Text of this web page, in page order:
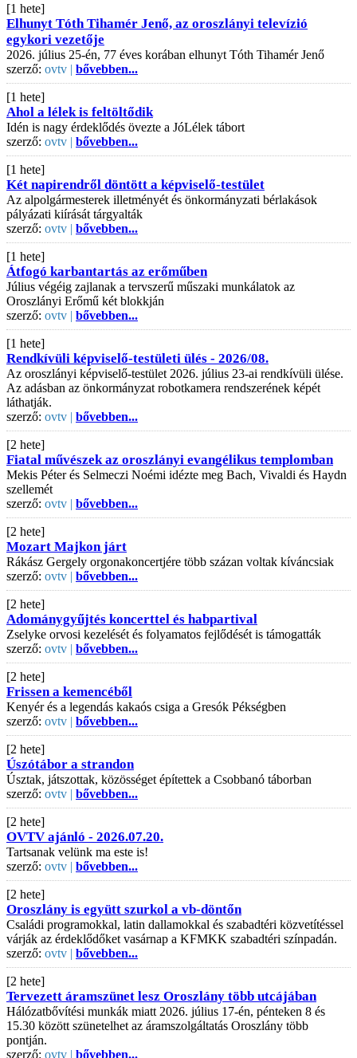
[1 hete]
Elhunyt Tóth Tihamér Jenő, az oroszlányi televízió
egykori vezetője
2026. július 25-én, 77 éves korában elhunyt Tóth Tihamér Jenő
szerző: ovtv | bővebben...
[1 hete]
Ahol a lélek is feltöltődik
Idén is nagy érdeklődés övezte a JóLélek tábort
szerző: ovtv | bővebben...
[1 hete]
Két napirendről döntött a képviselő-testület
Az alpolgármesterek illetményét és önkormányzati bérlakások
pályázati kiírását tárgyalták
szerző: ovtv | bővebben...
[1 hete]
Átfogó karbantartás az erőműben
Július végéig zajlanak a tervszerű műszaki munkálatok az
Oroszlányi Erőmű két blokkján
szerző: ovtv | bővebben...
[1 hete]
Rendkívüli képviselő-testületi ülés - 2026/08.
Az oroszlányi képviselő-testület 2026. július 23-ai rendkívüli ülése.
Az adásban az önkormányzat robotkamera rendszerének képét
láthatják.
szerző: ovtv | bővebben...
[2 hete]
Fiatal művészek az oroszlányi evangélikus templomban
Mekis Péter és Selmeczi Noémi idézte meg Bach, Vivaldi és Haydn
szellemét
szerző: ovtv | bővebben...
[2 hete]
Mozart Majkon járt
Rákász Gergely orgonakoncertjére több százan voltak kíváncsiak
szerző: ovtv | bővebben...
[2 hete]
Adománygyűjtés koncerttel és habpartival
Zselyke orvosi kezelését és folyamatos fejlődését is támogatták
szerző: ovtv | bővebben...
[2 hete]
Frissen a kemencéből
Kenyér és a legendás kakaós csiga a Gresók Pékségben
szerző: ovtv | bővebben...
[2 hete]
Úszótábor a strandon
Úsztak, játszottak, közösséget építettek a Csobbanó táborban
szerző: ovtv | bővebben...
[2 hete]
OVTV ajánló - 2026.07.20.
Tartsanak velünk ma este is!
szerző: ovtv | bővebben...
[2 hete]
Oroszlány is együtt szurkol a vb-döntőn
Családi programokkal, latin dallamokkal és szabadtéri közvetítéssel
várják az érdeklődőket vasárnap a KFMKK szabadtéri színpadán.
szerző: ovtv | bővebben...
[2 hete]
Tervezett áramszünet lesz Oroszlány több utcájában
Hálózatbővítési munkák miatt 2026. július 17-én, pénteken 8 és
15.30 között szünetelhet az áramszolgáltatás Oroszlány több
pontján.
szerző: ovtv | bővebben...